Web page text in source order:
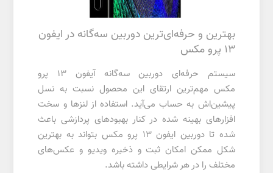
بهترین و حرفه‌ای‌ترین دوربین سه‌گانه در ایفون
13 پرو مکس
سیستم حرفه‌ای دوربین سه‌گانه آیفون 13 پرو
مکس مهم‌ترین ارتقای این محصول نسبت به نسل
پیشین‌اش به حساب می‌آید. استفاده از لنز‌ها و سخت
افزارهای بهینه شده در کنار بهبود‌های پردازشی باعث
شده تا دوربین ایفون ۱۳ پرو مکس بتواند به بهترین
شکل ممکن امکان ثبت و ذخیره ویدیو و عکس‌های
مختلف را در هر شرایطی داشته باشد.